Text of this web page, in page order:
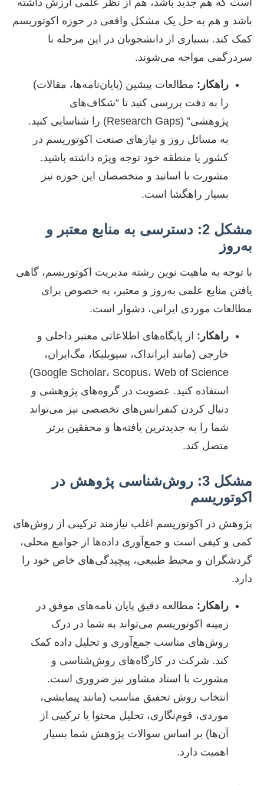
است که هم جدید باشد، هم از نظر علمی ارزش داشته
باشد و هم به حل یک مشکل واقعی در حوزه اکوتوریسم
کمک کند. بسیاری از دانشجویان در این مرحله با
سردرگمی مواجه می‌شوند.
راهکار: مطالعات پیشین (پایان‌نامه‌ها، مقالات)
را به دقت بررسی کنید تا “شکاف‌های
پژوهشی” (Research Gaps) را شناسایی کنید.
به مسائل روز و نیازهای صنعت اکوتوریسم در
کشور یا منطقه خود توجه ویژه داشته باشید.
مشورت با اساتید و متخصصان این حوزه نیز
بسیار راهگشا است.
مشکل 2: دسترسی به منابع معتبر و
به‌روز
با توجه به ماهیت نوین رشته مدیریت اکوتوریسم، گاهی
یافتن منابع علمی به‌روز و معتبر، به خصوص برای
مطالعات موردی ایرانی، دشوار است.
راهکار: از پایگاه‌های اطلاعاتی معتبر داخلی و
خارجی (مانند ایرانداک، سیویلیکا، مگ‌ایران،
Google Scholar، Scopus، Web of Science)
استفاده کنید. عضویت در گروه‌های پژوهشی و
دنبال کردن کنفرانس‌های تخصصی نیز می‌تواند
شما را به جدیدترین یافته‌ها و محققین برتر
متصل کند.
مشکل 3: روش‌شناسی پژوهش در
اکوتوریسم
پژوهش در اکوتوریسم اغلب نیازمند ترکیبی از روش‌های
کمی و کیفی است و جمع‌آوری داده‌ها از جوامع محلی،
گردشگران و محیط طبیعی، پیچیدگی‌های خاص خود را
دارد.
راهکار: مطالعه دقیق پایان نامه‌های موفق در
زمینه اکوتوریسم می‌تواند به شما در درک
روش‌های مناسب جمع‌آوری و تحلیل داده کمک
کند. شرکت در کارگاه‌های روش‌شناسی و
مشورت با استاد مشاور نیز ضروری است.
انتخاب روش تحقیق مناسب (مانند پیمایشی،
موردی، قوم‌نگاری، تحلیل محتوا یا ترکیبی از
آن‌ها) بر اساس سوالات پژوهش شما بسیار
اهمیت دارد.